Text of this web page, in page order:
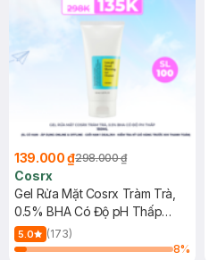
139.000 ₫298.000 ₫
Cosrx
Gel Rửa Mặt Cosrx Tràm Trà,
0.5% BHA Có Độ pH Thấp
150ml
5.0
(173)
8%